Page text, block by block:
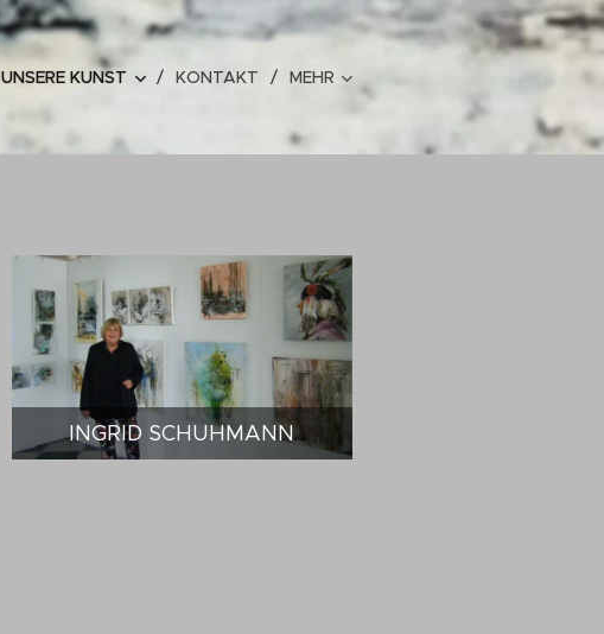
UNSERE KUNST KONTAKT MEHR
INGRID SCHUHMANN